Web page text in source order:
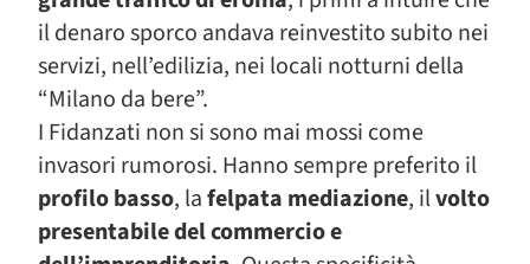
il denaro sporco andava reinvestito subito nei
servizi, nell’edilizia, nei locali notturni della
“Milano da bere”.
I Fidanzati non si sono mai mossi come
invasori rumorosi. Hanno sempre preferito il
profilo basso, lafelpata mediazione, ilvolto
presentabile del commercio e